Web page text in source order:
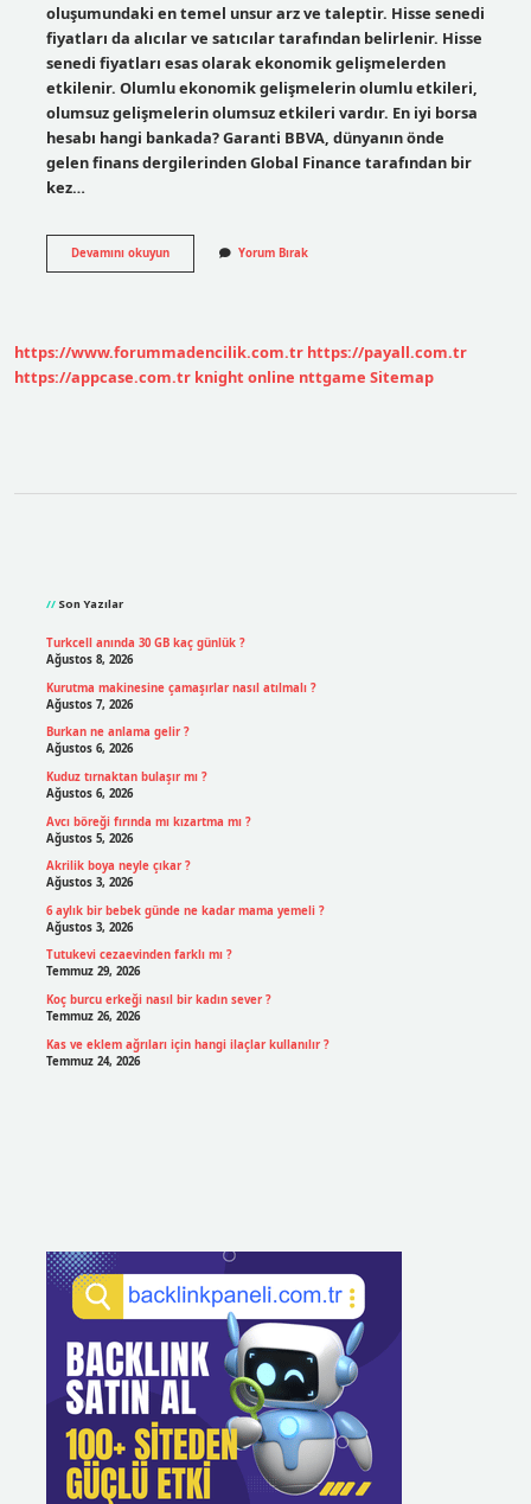
oluşumundaki en temel unsur arz ve taleptir. Hisse senedi
fiyatları da alıcılar ve satıcılar tarafından belirlenir. Hisse
senedi fiyatları esas olarak ekonomik gelişmelerden
etkilenir. Olumlu ekonomik gelişmelerin olumlu etkileri,
olumsuz gelişmelerin olumsuz etkileri vardır. En iyi borsa
hesabı hangi bankada? Garanti BBVA, dünyanın önde
gelen finans dergilerinden Global Finance tarafından bir
kez…
Devamını okuyunBorsayı
Nereden
Yorum Bırak
https://www.forummadencilik.com.tr https://payall.com.tr
https://appcase.com.tr knight online nttgame Sitemap
Son Yazılar
Turkcell anında 30 GB kaç günlük ?
Ağustos 8, 2026
Kurutma makinesine çamaşırlar nasıl atılmalı ?
Ağustos 7, 2026
Burkan ne anlama gelir ?
Ağustos 6, 2026
Kuduz tırnaktan bulaşır mı ?
Ağustos 6, 2026
Avcı böreği fırında mı kızartma mı ?
Ağustos 5, 2026
Akrilik boya neyle çıkar ?
Ağustos 3, 2026
6 aylık bir bebek günde ne kadar mama yemeli ?
Ağustos 3, 2026
Tutukevi cezaevinden farklı mı ?
Temmuz 29, 2026
Koç burcu erkeği nasıl bir kadın sever ?
Temmuz 26, 2026
Kas ve eklem ağrıları için hangi ilaçlar kullanılır ?
Temmuz 24, 2026